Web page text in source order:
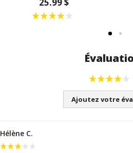
Ajoutez votre
Hélène C.